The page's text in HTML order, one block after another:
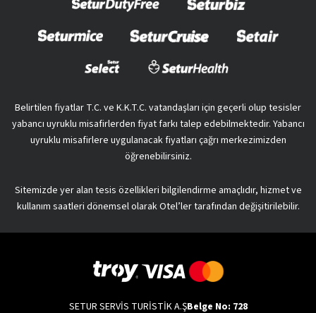
Belirtilen fiyatlar T.C. ve K.K.T.C. vatandaşları için geçerli olup tesisler
yabancı uyruklu misafirlerden fiyat farkı talep edebilmektedir. Yabancı
uyruklu misafirlere uygulanacak fiyatları çağrı merkezimizden
öğrenebilirsiniz.
Sitemizde yer alan tesis özellikleri bilgilendirme amaçlıdır, hizmet ve
kullanım saatleri dönemsel olarak Otel’ler tarafından değişitirilebilir.
SETUR SERVİS TURİSTİK A.ŞBelge No: 728